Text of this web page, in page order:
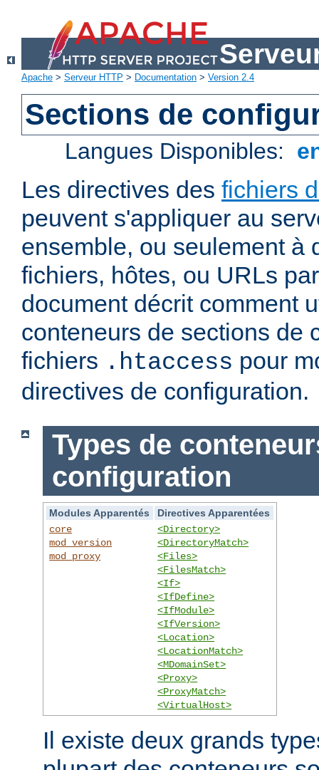
Apache > Serveur HTTP > Documentation > Version 2.4
Sections de
Langues Disponibles:
Les directives des fichiers
peuvent s'appliquer au
ensemble, ou seulement à
fichiers, hôtes, ou URLs
document décrit comment
conteneurs de sections de
fichiers .htaccess pour
directives de configuration.
Types de
configuration
Modules Apparentés
Directives Apparentées
core
mod_version
mod_proxy
<Directory>
<DirectoryMatch>
<Files>
<FilesMatch>
<If>
<IfDefine>
<IfModule>
<IfVersion>
<Location>
<LocationMatch>
<MDomainSet>
<Proxy>
<ProxyMatch>
<VirtualHost>
Il existe deux grands